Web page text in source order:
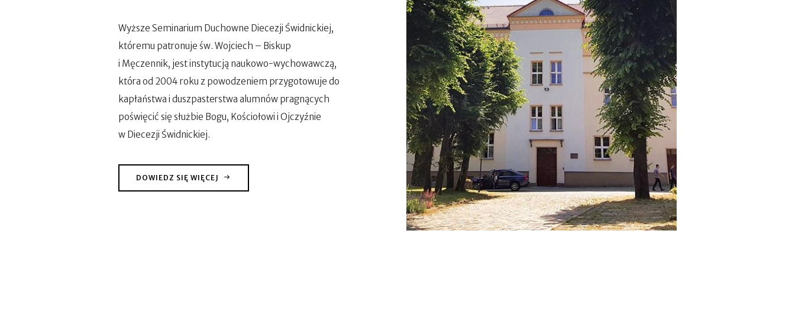
Wyższe Seminarium Duchowne Diecezji Świdnickiej,
któremu patronuje św. Wojciech – Biskup
i Męczennik, jest instytucją naukowo-wychowawczą,
która od 2004 roku z powodzeniem przygotowuje do
kapłaństwa i duszpasterstwa alumnów pragnących
poświęcić się służbie Bogu, Kościołowi i Ojczyźnie
w Diecezji Świdnickiej.
DOWIEDZ SIĘ WIĘCEJ